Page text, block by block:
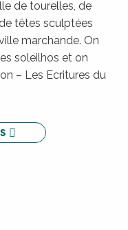
de tourelles, de
têtes sculptées
marchande. On
soleilhos et on
– Les Ecritures du